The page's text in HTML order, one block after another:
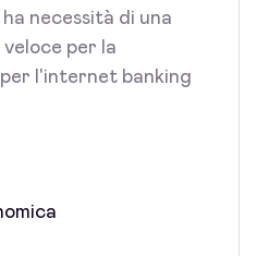
necessità di una
per la
per l'internet banking